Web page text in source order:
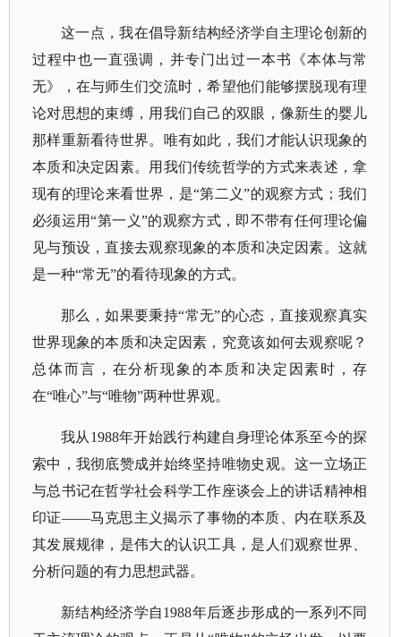
这一点，我在倡导新结构经济学自主理论创新的
过程中也一直强调，并专门出过一本书《本体与常
无》，在与师生们交流时，希望他们能够摆脱现有理
论对思想的束缚，用我们自己的双眼，像新生的婴儿
那样重新看待世界。唯有如此，我们才能认识现象的
本质和决定因素。
用我们传统哲学的方式来表述，拿
现有的理论来看世界，是“第二义”的观察方式；我们
必须运用“第一义”的观察方式，即不带有任何理论偏
见与预设，直接去观察现象的本质和决定因素。这就
是一种“常无”的看待现象的方式。
那么，如果要秉持“常无”的心态，直接观察真实
世界现象的本质和决定因素，究竟该如何去观察呢？
总体而言，在分析现象的本质和决定因素时，存
在“唯心”与“唯物”两种世界观。
我从 1988年开始践行构建自身理论体系至今的探
索中，我彻底赞成并始终坚持唯物史观。这一立场正
与总书记在哲学社会科学工作座谈会上的讲话精神相
印证——马克思主义揭示了事物的本质、内在联系及
其发展规律，是伟大的认识工具，是人们观察世界、
分析问题的有力思想武器。
新结构经济学自1988年后逐步形成的一系列不同